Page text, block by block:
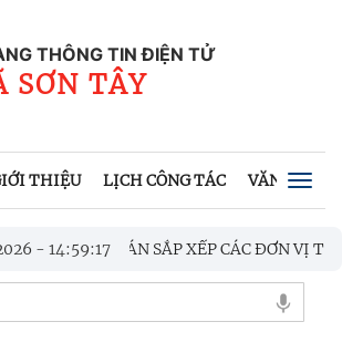
THÔNG TIN ĐIỆN TỬ
SƠN TÂY
THIỆU LỊCH CÔNG TÁC VĂN BẢN
- 14:59:18
ÁN SẮP XẾP CÁC ĐƠN VỊ TRƯỜNG
PHÁP LUẬT VỀ LUẬT QUỐC PHÒNG,